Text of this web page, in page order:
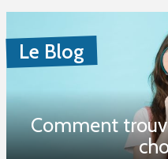
Le Blog
Comment